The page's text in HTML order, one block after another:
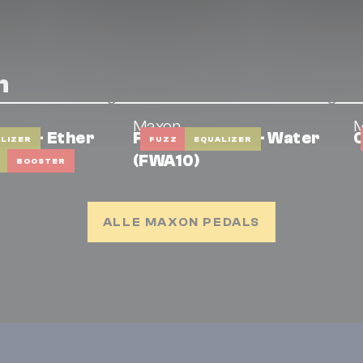
BOOSTER
- Ether
FUZZ EQUALIZER
Maxon
Fuzz Elements - Water
(FWA10)
ALLE MAXON PEDALS